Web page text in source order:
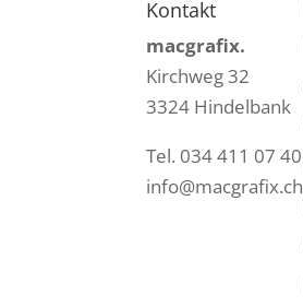
Kontakt
macgrafix.
Kirchweg 32
3324 Hindelbank
Tel. 034 411 07 40
info@macgrafix.ch